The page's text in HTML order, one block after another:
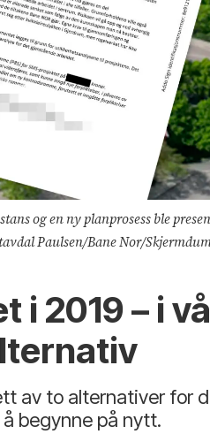
og en ny planprosess ble
Paulsen/Bane Nor/
i 2019 – i
av to alternativer for
begynne på nytt.